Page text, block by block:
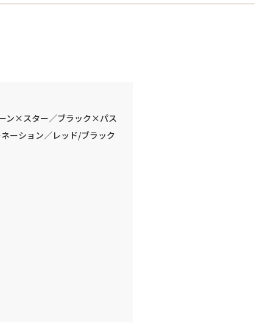
ン×スター／ブラック×パス
ーション／レッド/ブラック